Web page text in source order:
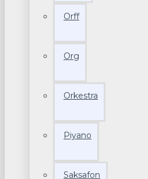
Orff
Org
Orkestra
Piyano
Saksafon